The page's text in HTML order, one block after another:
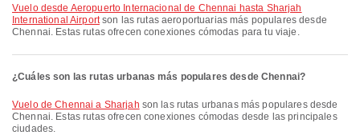
Vuelo desde Aeropuerto Internacional de Chennai hasta Sharjah
International Airportson las rutas aeroportuarias más populares desde
Chennai. Estas rutas ofrecen conexiones cómodas para tu viaje.
¿Cuáles son las rutas urbanas más populares desde Chennai?
Vuelo de Chennai a Sharjah son las rutas urbanas más populares desde
Chennai. Estas rutas ofrecen conexiones cómodas desde las principales
ciudades.